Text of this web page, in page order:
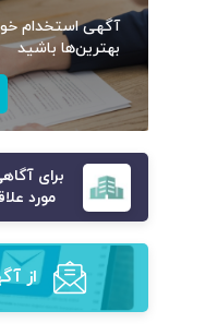
آگهی استخدام
بهترین‌ها باشید
برای
مورد
از